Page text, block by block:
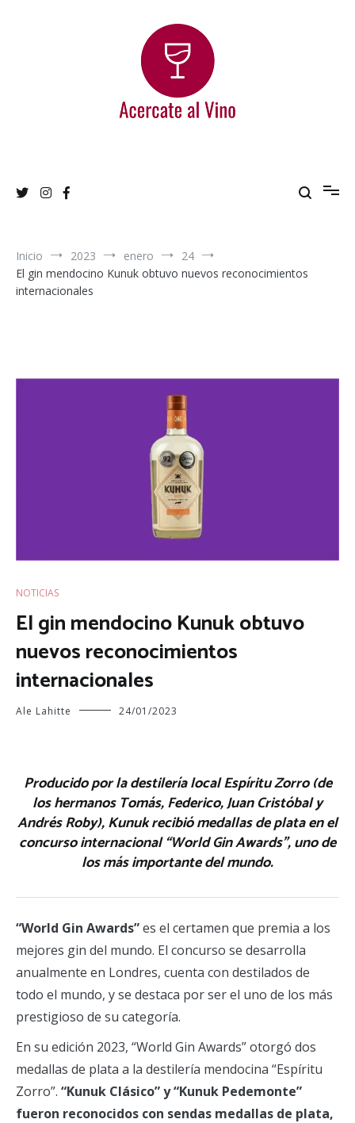
Inicio 2023 enero
24
El gin mendocino Kunuk obtuvo nuevos reconocimientos
internacionales
NOTICIAS
El gin mendocino Kunuk obtuvo
nuevos reconocimientos
internacionales
Ale Lahitte 24/01/2023
Producido por la destilería local Espíritu Zorro (de
los hermanos Tomás, Federico, Juan Cristóbal y
Andrés Roby), Kunuk recibió medallas de plata en el
concurso internacional “World Gin Awards”, uno de
los más importante del mundo.
“World Gin Awards”es el certamen que premia a los
mejores gin del mundo. El concurso se desarrolla
anualmente en Londres, cuenta con destilados de
todo el mundo, y se destaca por ser el uno de los más
prestigioso de su categoría.
En su edición 2023, “World Gin Awards” otorgó dos
medallas de plata a la destilería mendocina “Espíritu
Zorro”. “Kunuk Clásico” y “Kunuk Pedemonte”
fueron reconocidos con sendas medallas de plata,